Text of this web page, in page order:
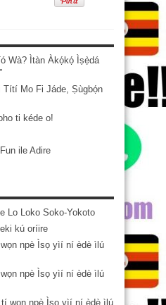
Wà? Ìtàn Àkọ́kọ́ Ìṣẹ̀dá
Títí Mo Fi Jáde, Ṣùgbọ́n
ti kéde o!
ile Adire
Lo Loko Soko-Yokoto
kú oríire
npè Ìsọ yìí ní èdè ìlú
npè Ìsọ yìí ní èdè ìlú
tí wọn npè Ìsọ yìí ní èdè ìlú